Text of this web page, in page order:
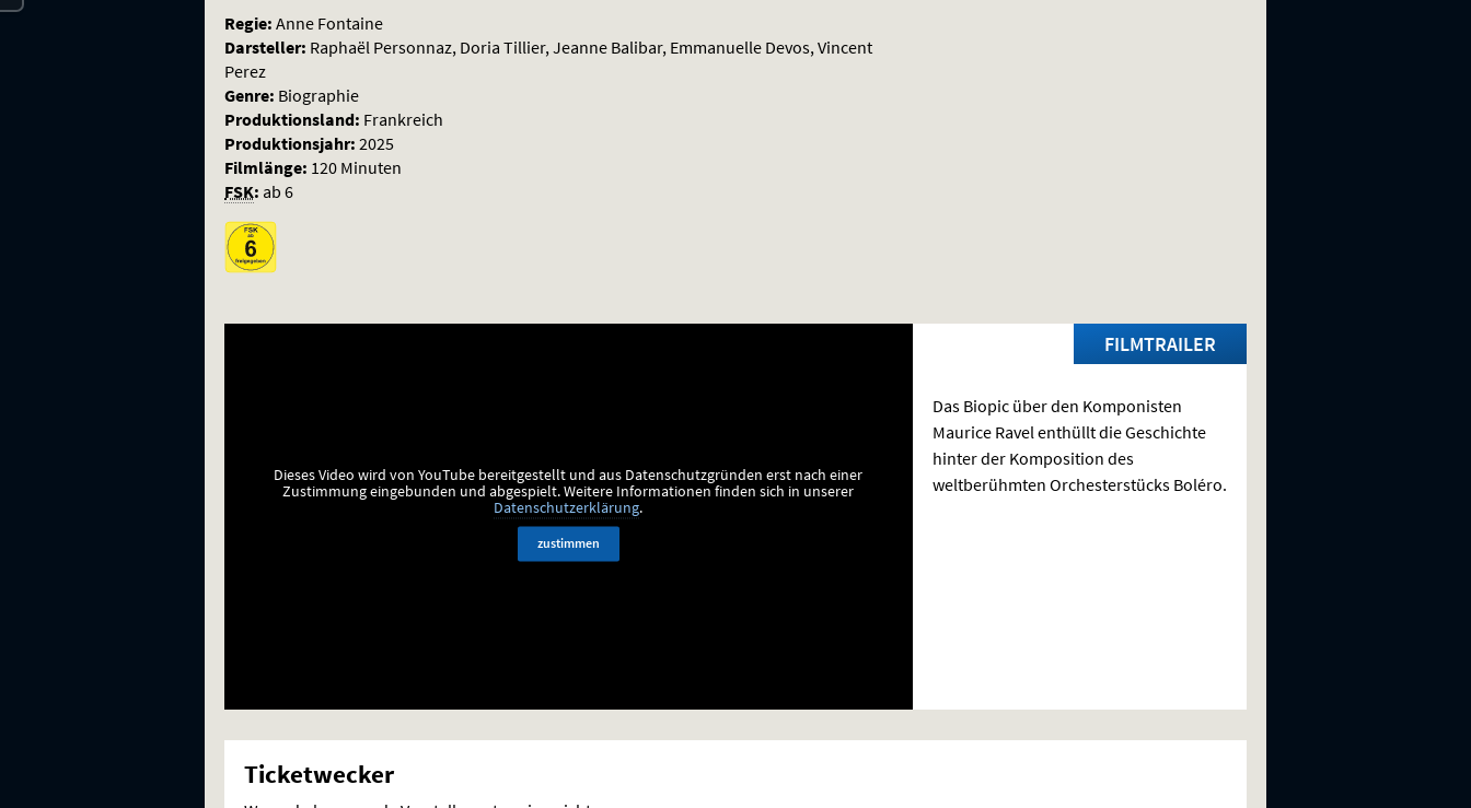
Regie: Anne Fontaine
Darsteller: Raphaël Personnaz, Doria Tillier, Jeanne Balibar, Emmanuelle Devos, Vincent
Perez
Genre: Biographie
Produktionsland: Frankreich
Produktionsjahr: 2025
Filmlänge: 120 Minuten
FSK: ab 6
FILMTRAILER
Dieses Video wird von YouTube bereitgestellt und aus Datenschutzgründen erst nach einer
Zustimmung eingebunden und abgespielt.Weitere Informationen finden sich in unserer
Datenschutzerklärung.
zustimmen
Das Biopic über den Komponisten
Maurice Ravel enthüllt die Geschichte
hinter der Komposition des
weltberühmten Orchesterstücks Boléro.
Ticketwecker